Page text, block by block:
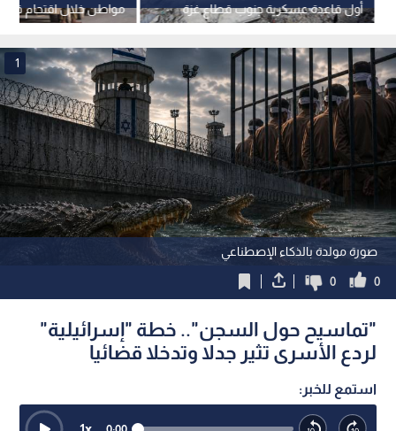
مواطن خلال اقتحام قوات
جنين
أول قاعدة عسكرية جنوب قطاع غزة
صورة مولدة بالذكاء الإصطناعي
1
0
0
"تماسيح حول السجن".. خطة "إسرائيلية"
لردع الأسرى تثير جدلا وتدخلا قضائيا
استمع للخبر: